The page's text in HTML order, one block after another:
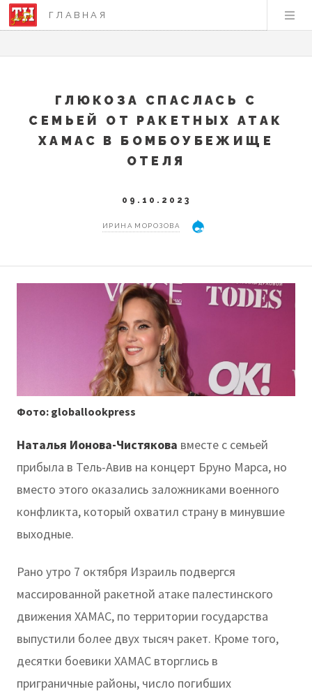
ГЛАВНАЯ
ГЛЮКОЗА СПАСЛАСЬ С
СЕМЬЕЙ ОТ РАКЕТНЫХ АТАК
ХАМАС В БОМБОУБЕЖИЩЕ
ОТЕЛЯ
09.10.2023
ИРИНА МОРОЗОВА
Фото: globallookpress
Наталья Ионова-Чистякова вместе с семьей
прибыла в Тель-Авив на концерт Бруно Марса, но
вместо этого оказались заложниками военного
конфликта, который охватил страну в минувшие
выходные.
Рано утро 7 октября Израиль подвергся
массированной ракетной атаке палестинского
движения ХАМАС, по территории государства
выпустили более двух тысяч ракет. Кроме того,
десятки боевики ХАМАС вторглись в
приграничные районы, число погибших